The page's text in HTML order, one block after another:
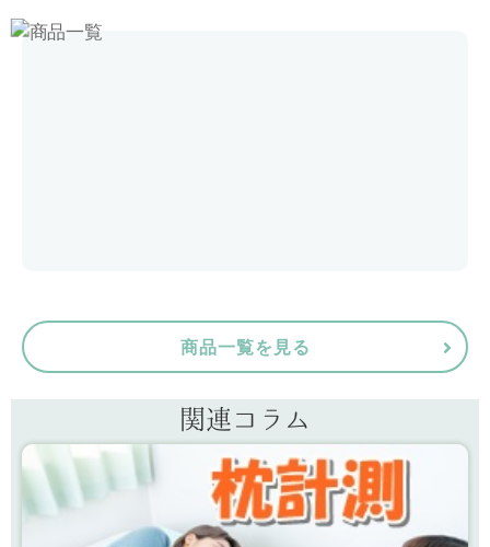
商品一覧を見る
関連コラム